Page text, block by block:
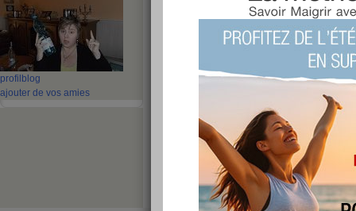
profil blog
ajouter de vos amies
Blog de
VELOUTE DE